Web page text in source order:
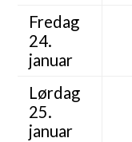
Fredag
24.
januar
Lørdag
25.
januar